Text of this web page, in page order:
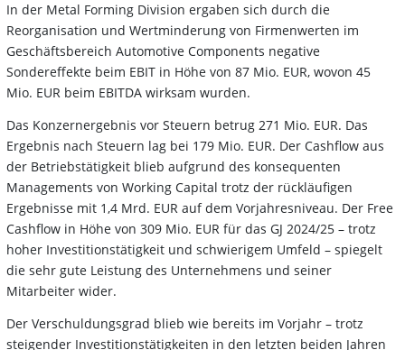
In der Metal Forming Division ergaben sich durch die
Reorganisation und Wertminderung von Firmenwerten im
Geschäftsbereich Automotive Components negative
Sondereffekte beim EBIT in Höhe von 87 Mio. EUR, wovon 45
Mio. EUR beim EBITDA wirksam wurden.
Das Konzernergebnis vor Steuern betrug 271 Mio. EUR. Das
Ergebnis nach Steuern lag bei 179 Mio. EUR. Der Cashflow aus
der Betriebstätigkeit blieb aufgrund des konsequenten
Managements von Working Capital trotz der rückläufigen
Ergebnisse mit 1,4 Mrd. EUR auf dem Vorjahresniveau. Der Free
Cashflow in Höhe von 309 Mio. EUR für das GJ 2024/25 – trotz
hoher Investitionstätigkeit und schwierigem Umfeld – spiegelt
die sehr gute Leistung des Unternehmens und seiner
Mitarbeiter wider.
Der Verschuldungsgrad blieb wie bereits im Vorjahr – trotz
steigender Investitionstätigkeiten in den letzten beiden Jahren